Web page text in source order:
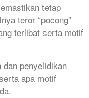
tetap
teror “pocong”
terlibat serta motif
dan penyelidikan
apa motif